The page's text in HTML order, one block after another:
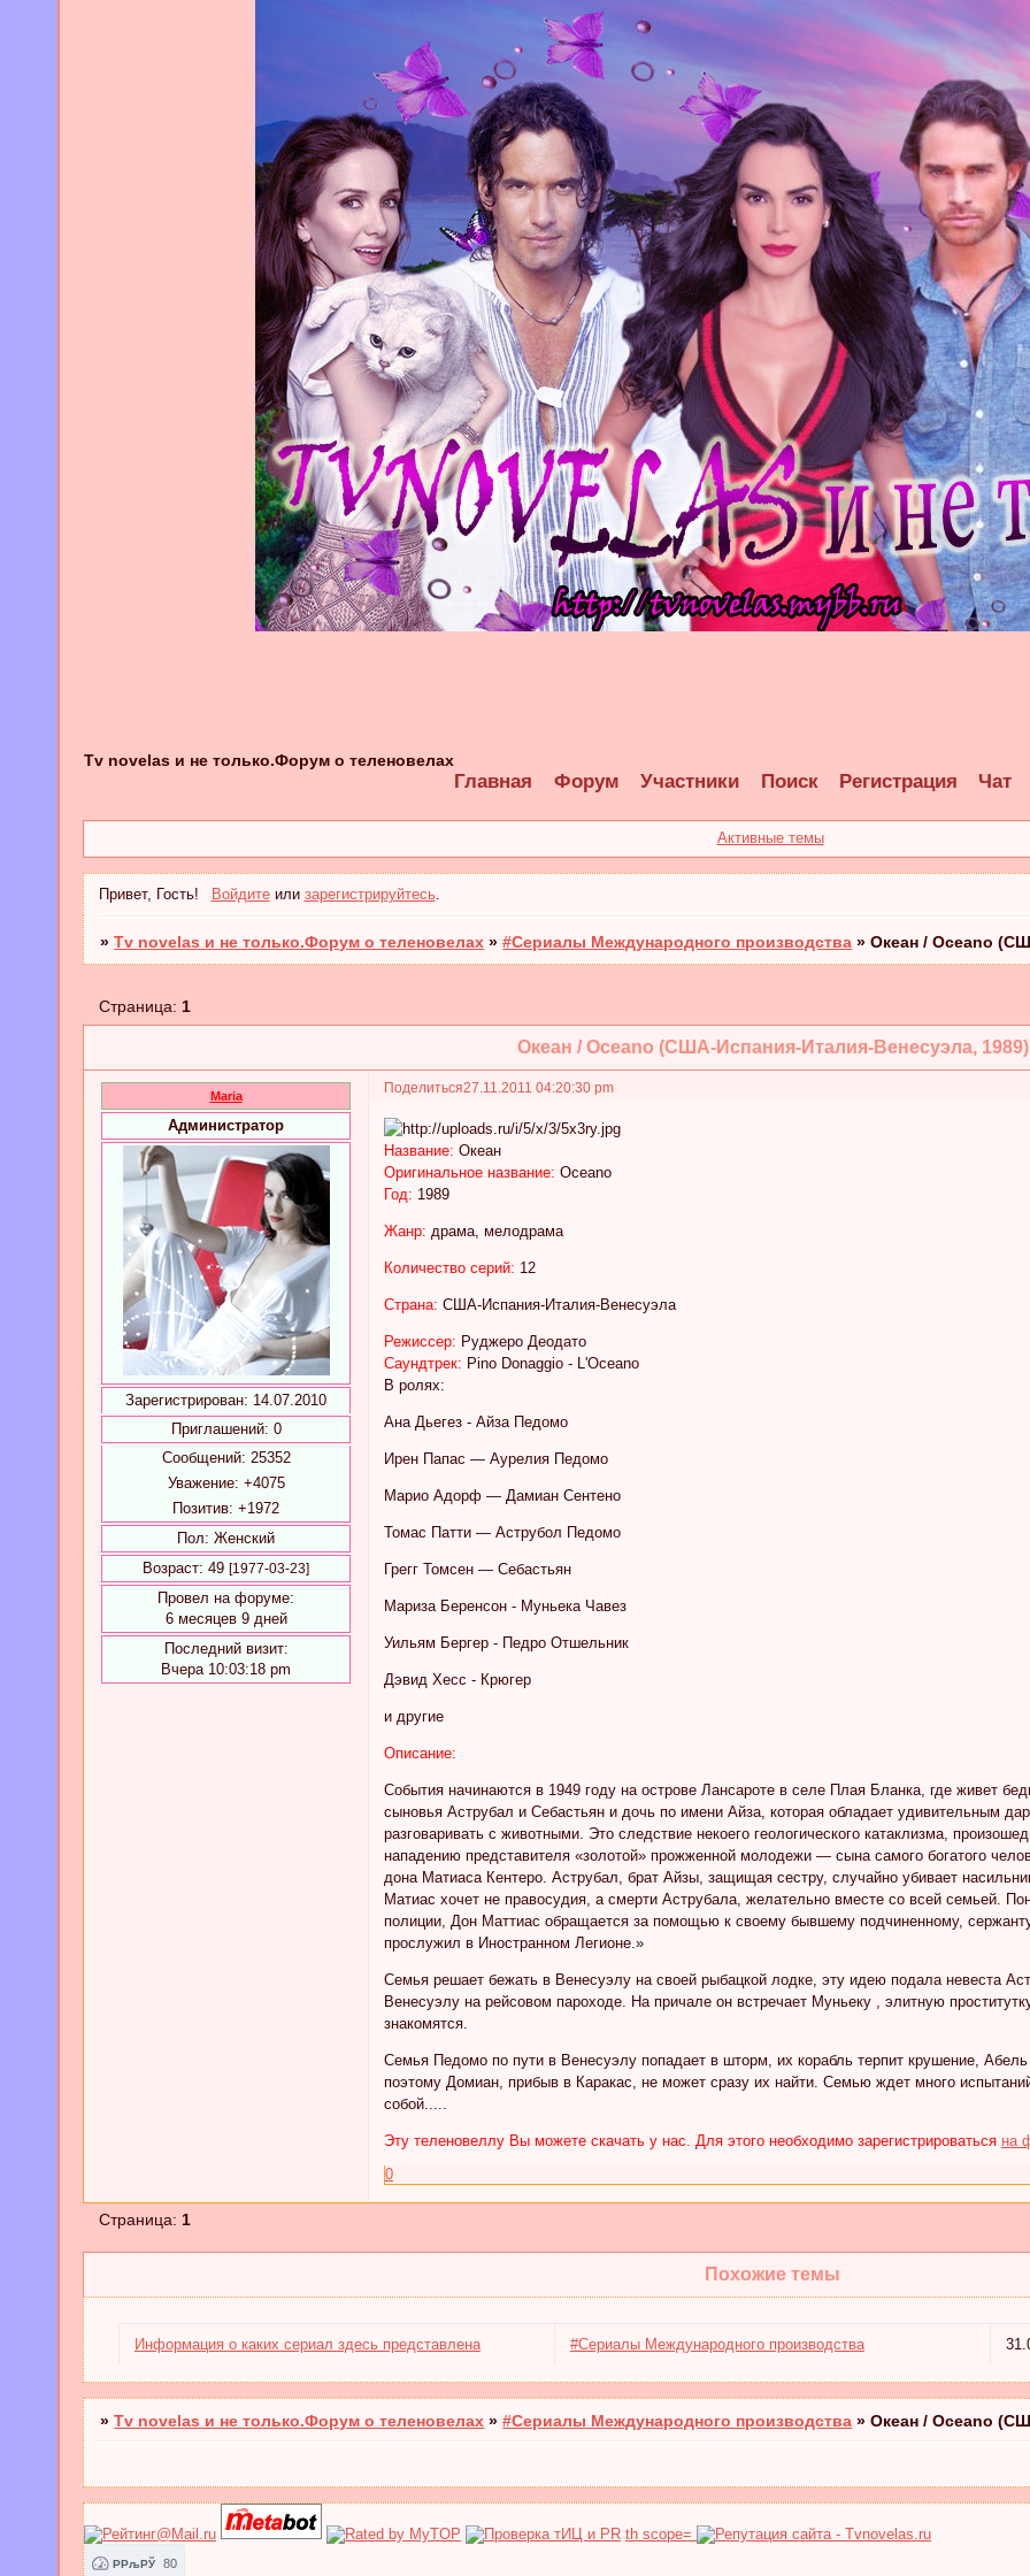
Tv novelas и не только.Форум о теленовелах
Главная Форум Участники Поиск Регистрация Чат
Активные темы
Привет, Гость! Войдитеили зарегистрируйтесь.
»Tv novelas и не только.Форум о теленовелах »#Сериалы Международного производства »Океан / Oceano
Океан / Oceano (США-Испания-Италия-Венесуэла, 1989)
Страница:1
Поделиться27.11.2011 04:20:30 pm
Maria
Администратор
Зарегистрирован: 14.07.2010
Приглашений: 0
Сообщений: 25352
Уважение: +4075
Позитив: +1972
Пол: Женский
Возраст: 49 [1977-03-23]
Провел на форуме:
6 месяцев 9 дней
Последний визит:
Вчера 10:03:18 pm
Название: Океан
Оригинальное название: Oceano
Год: 1989
Жанр: драма, мелодрама
Количество серий: 12
Страна: США-Испания-Италия-Венесуэла
Режиссер: Руджеро Деодато
Саундтрек: Pino Donaggio - L'Oceano
В ролях:
Ана Дьегез - Айза Педомо
Ирен Папас — Аурелия Педомо
Марио Адорф — Дамиан Сентено
Томас Патти — Аструбол Педомо
Грегг Томсен — Себастьян
Мариза Беренсон - Муньека Чавез
Уильям Бергер - Педро Отшельник
Дэвид Хесс - Крюгер
и другие
Описание:
События начинаются в 1949 году на острове Лансароте в селе Плая Бланка, где живет
сыновья Аструбал и Себастьян и дочь по имени Айза, которая обладает удивительным
разговаривать с животными. Это следствие некоего геологического катаклизма,
нападению представителя «золотой» прожженной молодежи — сына самого богатого
дона Матиаса Кентеро. Аструбал, брат Айзы, защищая сестру, случайно убивает
Матиас хочет не правосудия, а смерти Аструбала, желательно вместе со всей семьей.
полиции, Дон Маттиас обращается за помощью к своему бывшему подчиненному,
прослужил в Иностранном Легионе.»
Семья решает бежать в Венесуэлу на своей рыбацкой лодке, эту идею подала невеста
Венесуэлу на рейсовом пароходе. На причале он встречает Муньеку , элитную
знакомятся.
Семья Педомо по пути в Венесуэлу попадает в шторм, их корабль терпит крушение,
поэтому Домиан, прибыв в Каракас, не может сразу их найти. Семью ждет много
собой.....
Эту теленовеллу Вы можете скачать у нас. Для этого необходимо зарегистрироваться на
0
Страница: 1
Похожие темы
Информация о каких сериал здесь представлена #Сериалы Международного производства
»Tv novelas и не только.Форум о теленовелах »#Сериалы Международного производства »Океан / Oceano
th scope=
РРљРЎ 80